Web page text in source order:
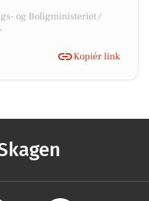
og Boligministeriet /
Kopiér link